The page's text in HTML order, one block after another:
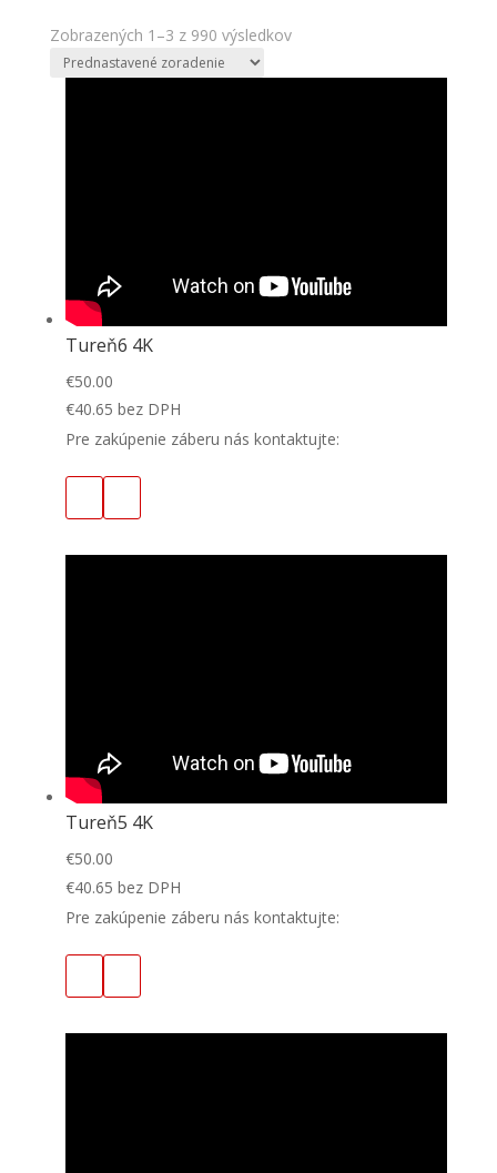
Zobrazených 1–3 z 990 výsledkov
Tureň6 4K
€50.00
€40.65 bez DPH
Pre zakúpenie záberu nás kontaktujte:
Tureň5 4K
€50.00
€40.65 bez DPH
Pre zakúpenie záberu nás kontaktujte: